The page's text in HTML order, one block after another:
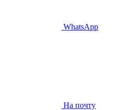
WhatsApp
На почту